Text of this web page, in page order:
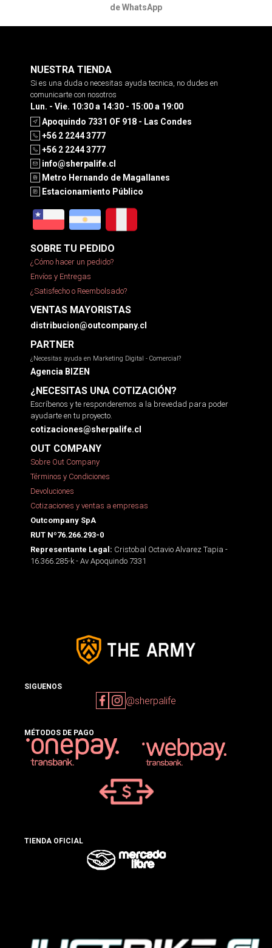
de WhatsApp
NUESTRA TIENDA
Si es una duda o necesitas ayuda tecnica, no dudes en
comunicarte con nosotros
Lun. - Vie. 10:30 a 14:30 - 15:00 a 19:00
Apoquindo 7331 OF 918 - Las Condes
+56 2 2244 3777
+56 2 2244 3777
info@sherpalife.cl
Metro Hernando de Magallanes
Estacionamiento Público
SOBRE TU PEDIDO
¿Cómo hacer un pedido?
Envíos y Entregas
¿Satisfecho o Reembolsado?
VENTAS MAYORISTAS
distribucion@outcompany.cl
PARTNER
¿Necesitas ayuda en Marketing Digital - Comercial?
Agencia BIZEN
¿NECESITAS UNA COTIZACIÓN?
Escríbenos y te responderemos a la brevedad para poder
ayudarte en tu proyecto.
cotizaciones@sherpalife.cl
OUT COMPANY
Sobre Out Company
Términos y Condiciones
Devoluciones
Cotizaciones y ventas a empresas
Outcompany SpA
RUT Nº76.266.293-0
Representante Legal: Cristobal Octavio Alvarez Tapia -
16.366.285-k - Av Apoquindo 7331
SIGUENOS
@sherpalife
MÉTODOS DE PAGO
TIENDA OFICIAL